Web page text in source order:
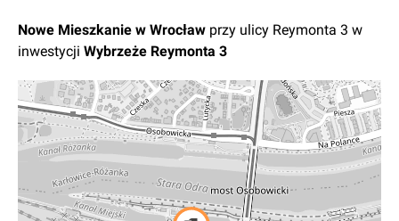
Nowe Mieszkanie w Wrocław przy ulicy Reymonta 3 w
inwestycji Wybrzeże Reymonta 3